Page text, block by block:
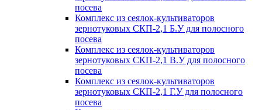
посева
Комплекс из сеялок-культиваторов
зернотуковых СКП-2,1 Б.У для полосного
посева
Комплекс из сеялок-культиваторов
зернотуковых СКП-2,1 В.У для полосного
посева
Комплекс из сеялок-культиваторов
зернотуковых СКП-2,1 Г.У для полосного
посева